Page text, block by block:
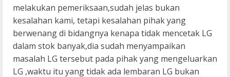
melakukan pemeriksaan,sudah jelas bukan
kesalahan kami, tetapi kesalahan pihak yang
berwenang di bidangnya kenapa tidak mencetak LG
dalam stok banyak,dia sudah menyampaikan
masalah LG tersebut pada pihak yang mengeluarkan
LG ,waktu itu yang tidak ada lembaran LG bukan